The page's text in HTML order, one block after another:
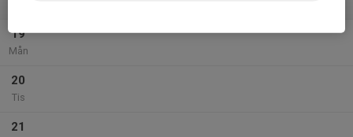
19
Mån
20
Tis
21